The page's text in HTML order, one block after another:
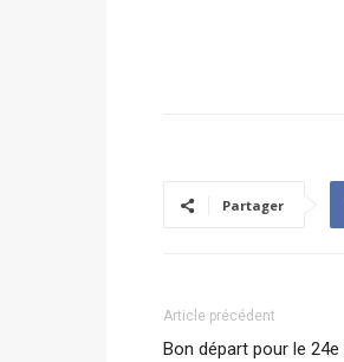
Partager
Article précédent
Bon départ pour le